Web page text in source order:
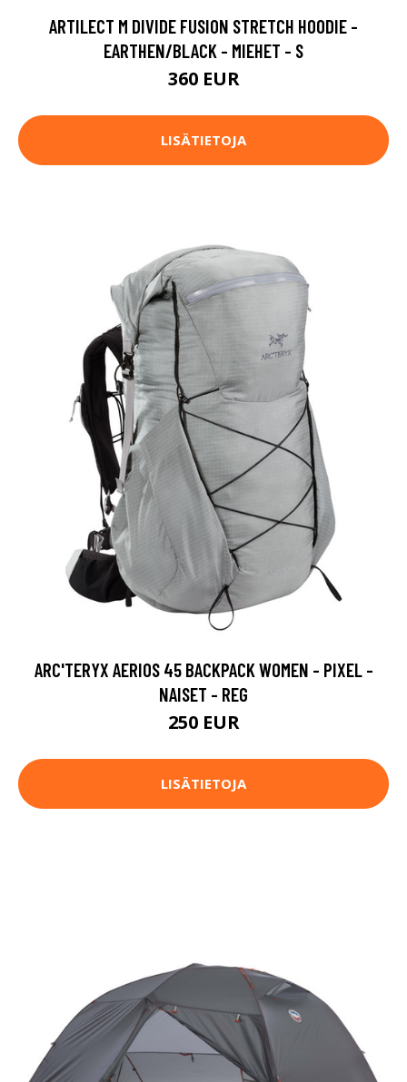
ARTILECT M DIVIDE FUSION STRETCH HOODIE -
EARTHEN/BLACK - MIEHET - S
360 EUR
LISÄTIETOJA
ARC'TERYX AERIOS 45 BACKPACK WOMEN - PIXEL -
NAISET - REG
250 EUR
LISÄTIETOJA